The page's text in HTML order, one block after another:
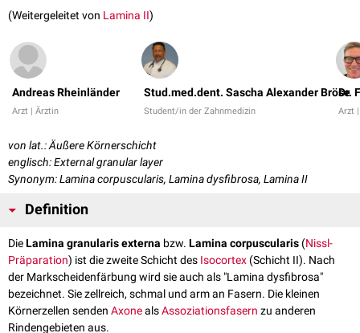
(Weitergeleitet von Lamina II)
Andreas Rheinländer
Arzt | Ärztin
Stud.med.dent. Sascha Alexander Bröse
Student/in der Zahnmedizin
Dr.
Arzt
von lat.: Äußere Körnerschicht
englisch: External granular layer
Synonym: Lamina corpuscularis, Lamina dysfibrosa, Lamina II
Definition
DieLamina granularis externa bzw. Lamina corpuscularis (Nissl-
Präparation) ist die zweite Schicht des Isocortex (Schicht II). Nach
der Markscheidenfärbung wird sie auch als "Lamina dysfibrosa"
bezeichnet. Sie zellreich, schmal und arm an Fasern. Die kleinen
Körnerzellen senden AxonealsAssoziationsfasern zu anderen
Rindengebieten aus.